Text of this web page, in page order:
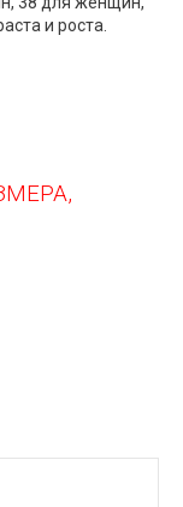
и роста.